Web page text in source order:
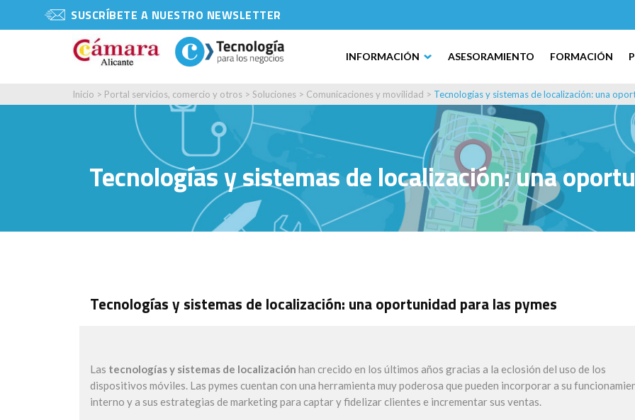
SUSCRÍBETE A NUESTRO NEWSLETTER
INFORMACIÓN ASESORAMIENTO FORMACIÓN
Inicio > Portal servicios, comercio y otros > Soluciones > Comunicaciones y movilidad > Tecnologías y sistemas de localización: una
Tecnologías y sistemas de localización: una
Tecnologías y sistemas de localización: una oportunidad para las pymes
Las tecnologías y sistemas de localización han crecido en los últimos años gracias a la eclosión del uso de los
dispositivos móviles. Las pymes cuentan con una herramienta muy poderosa que pueden incorporar a su
interno y a sus estrategias de marketing para captar y fidelizar clientes e incrementar sus ventas.